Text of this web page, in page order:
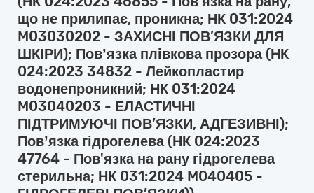
що не прилипає, проникна; НК 031:2024
M03030202 - ЗАХИСНІ ПОВ’ЯЗКИ ДЛЯ
ШКІРИ); Повʼязка плівкова прозора (НК
024:2023 34832 - Лейкопластир
водонепроникний; НК 031:2024
M03040203 - ЕЛАСТИЧНІ
ПІДТРИМУЮЧІ ПОВ’ЯЗКИ, АДГЕЗИВНІ);
Повʼязка гідрогелева (НК 024:2023
47764 - Пов'язка на рану гідрогелева
стерильна; НК 031:2024 M040405 -